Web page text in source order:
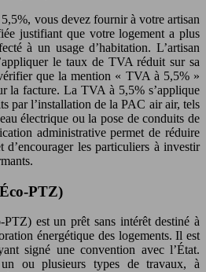
vous devez fournir à votre artisan
justifiant que votre logement a plus
à un usage d’habitation. L’artisan
le taux de TVA réduit sur sa
que la mention « TVA à 5,5% »
la facture. La TVA à 5,5% s’applique
par l’installation de la PAC air air, tels
électrique ou la pose de conduits de
administrative permet de réduire
les particuliers à investir
PTZ)
est un prêt sans intérêt destiné à
énergétique des logements. Il est
signé une convention avec l’État.
ou plusieurs types de travaux, à